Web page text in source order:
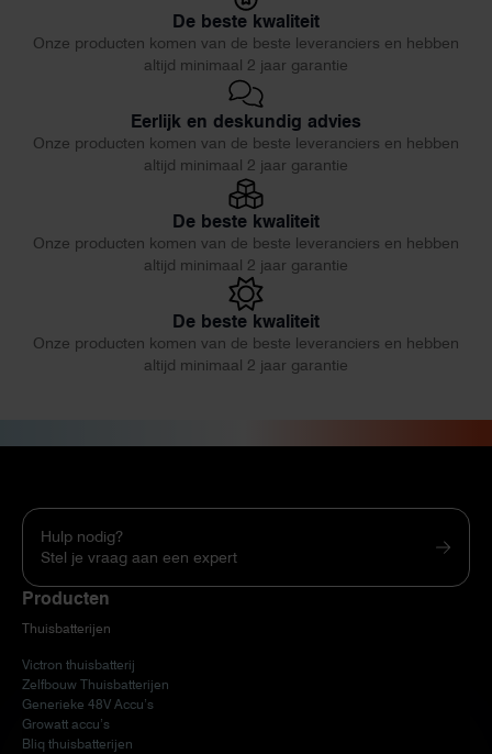
De beste kwaliteit
Onze producten komen van de beste leveranciers en hebben
altijd minimaal 2 jaar garantie
Eerlijk en deskundig advies
Onze producten komen van de beste leveranciers en hebben
altijd minimaal 2 jaar garantie
De beste kwaliteit
Onze producten komen van de beste leveranciers en hebben
altijd minimaal 2 jaar garantie
De beste kwaliteit
Onze producten komen van de beste leveranciers en hebben
altijd minimaal 2 jaar garantie
Hulp nodig?
Stel je vraag aan een expert
Producten
Thuisbatterijen
Victron thuisbatterij
Zelfbouw Thuisbatterijen
Generieke 48V Accu’s
Growatt accu’s
Bliq thuisbatterijen